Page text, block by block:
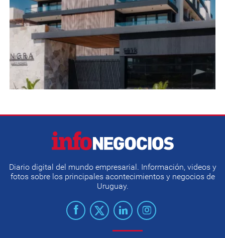
Diario digital del mundo empresarial. Información, videos y
fotos sobre los principales acontecimientos y negocios de
Uruguay.